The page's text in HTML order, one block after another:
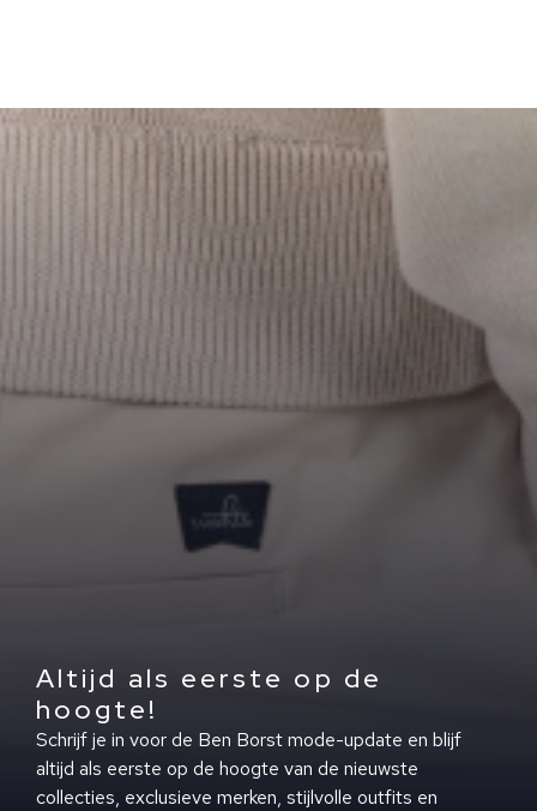
Altijd als eerste op de
hoogte!
Schrijf je in voor de Ben Borst mode-update en blijf
altijd als eerste op de hoogte van de nieuwste
collecties, exclusieve merken, stijlvolle outfits en